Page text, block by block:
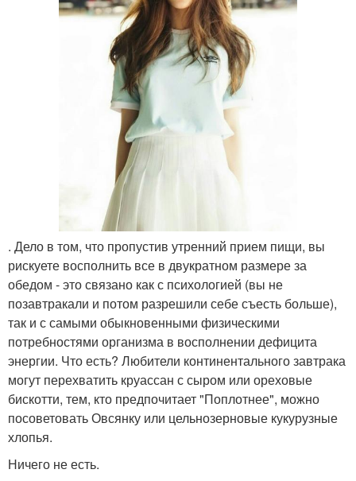
. Дело в том, что пропустив утренний прием пищи, вы
рискуете восполнить все в двукратном размере за
обедом - это связано как с психологией (вы не
позавтракали и потом разрешили себе съесть больше),
так и с самыми обыкновенными физическими
потребностями организма в восполнении дефицита
энергии. Что есть? Любители континентального завтрака
могут перехватить круассан с сыром или ореховые
бискотти, тем, кто предпочитает "Поплотнее", можно
посоветовать Овсянку или цельнозерновые кукурузные
хлопья.
Ничего не есть.